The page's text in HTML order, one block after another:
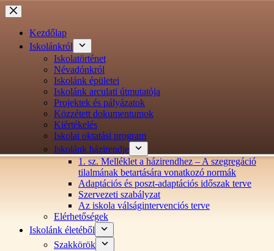
Ugrás
a
tartalomraKezdőlap
Iskolánkról
Iskolatörténet
Névadónkról
Iskolánk épületei
Iskolánk arculati útmutatója
Projektek és pályázatok
Közzétett dokumentumok
Kiértékelés
Iskolai oktatási program
Iskolánk házirendje
1. sz. Melléklet a házirendhez – A szegregáció
tilalmának betartására vonatkozó normák
Adaptációs és poszt-adaptációs időszak terve
Szervezeti szabályzat
Az iskola válságintervenciós terve
Elérhetőségek
Iskolánk életéből
Szakkörök